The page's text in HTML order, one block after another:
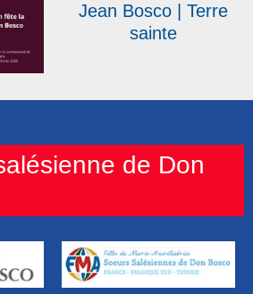
Jean Bosco | Terre
sainte
de Don